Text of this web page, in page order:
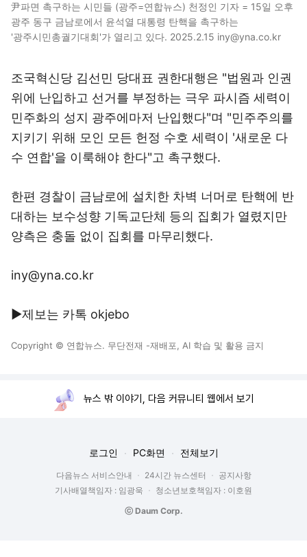
尹파면 촉구하는 시민들 (광주=연합뉴스) 천정인 기자 = 15일 오후
광주 동구 금남로에서 윤석열 대통령 탄핵을 촉구하는
'광주시민총궐기대회'가 열리고 있다. 2025.2.15 iny@yna.co.kr
조국혁신당 김선민 당대표 권한대행은 "법원과 인권
위에 난입하고 선거를 부정하는 극우 파시즘 세력이
민주화의 성지 광주에마저 난입했다"며 "민주주의를
지키기 위해 모인 모든 헌정 수호 세력이 '새로운 다
수 연합'을 이룩해야 한다"고 촉구했다.
한편 경찰이 금남로에 설치한 차벽 너머로 탄핵에 반
대하는 보수성향 기독교단체 등의 집회가 열렸지만
양측은 충돌 없이 집회를 마무리했다.
iny@yna.co.kr
▶제보는 카톡 okjebo
Copyright © 연합뉴스. 무단전재 -재배포, AI 학습 및 활용 금지
뉴스 밖 이야기, 다음 커뮤니티 웹에서 보기
로그인 PC화면 전체보기
다음뉴스 서비스안내 24시간 뉴스센터
공지사항
기사배열책임자 : 임광욱
청소년보호책임자 : 이호원
ⓒ Daum Corp.